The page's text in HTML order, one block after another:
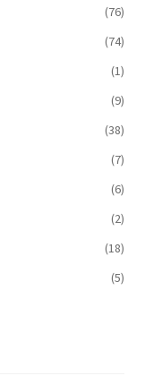
(76)
(74)
(1)
(9)
(38)
(7)
(6)
(2)
(18)
(5)